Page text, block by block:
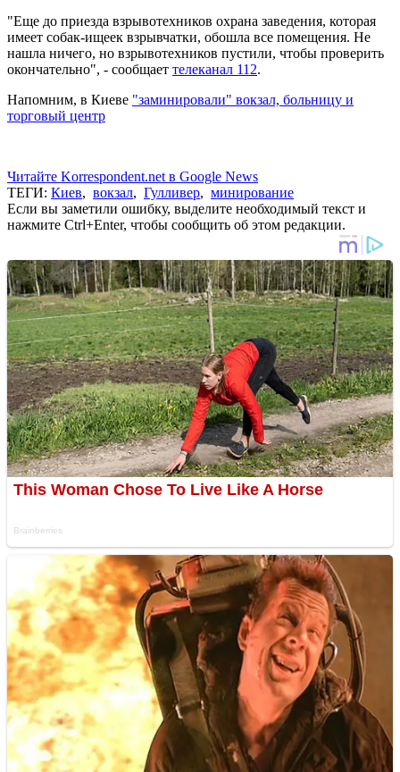
"Еще до приезда взрывотехников охрана заведения, которая
имеет собак-ищеек взрывчатки, обошла все помещения. Не
нашла ничего, но взрывотехников пустили, чтобы проверить
окончательно", - сообщает телеканал 112.
Напомним, в Киеве "заминировали" вокзал, больницу и
торговый центр
Читайте Korrespondent.net в Google News
ТЕГИ: Киев, вокзал, Гулливер, минирование
Если вы заметили ошибку, выделите необходимый текст и
нажмите Ctrl+Enter, чтобы сообщить об этом редакции.